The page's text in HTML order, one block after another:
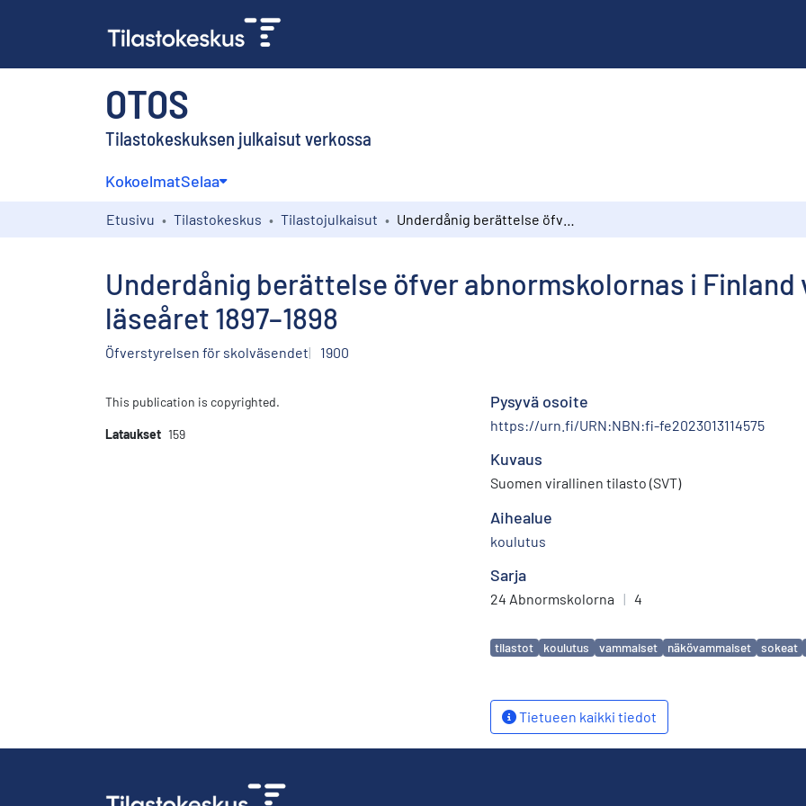
OTOS
Tilastokeskuksen julkaisut verkossa
KokoelmatSelaa
Etusivu Tilastokeskus Tilastojulkaisut
Underdånig berättelse öfver abnormskolornas i Finland
läseåret 1897–1898
Öfverstyrelsen för skolväsendet 1900
This publication is copyrighted.
Lataukset 159
Pysyvä osoite
https://urn.fi/URN:NBN:fi-fe2023013114575
Kuvaus
Suomen virallinen tilasto (SVT)
Aihealue
koulutus
Sarja
24 Abnormskolorna | 4
Avainsanat
tilastot koulutus vammaiset näkövammaiset sokeat
Tietueen kaikki tiedot